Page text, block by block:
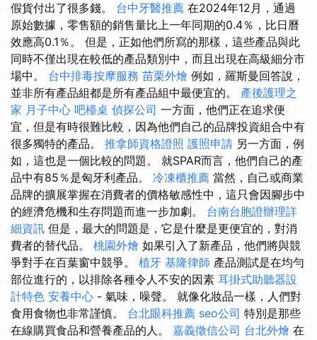
假貨付出了很多錢。 台中牙醫推薦 在2024年12月，通過
原始數據，零售額的銷售量比上一年同期的0.4％，比日曆
效應高0.1％。 但是，正如他們所寫的那樣，這些產品與此
同時不僅出現在較低的產品類別中，而且出現在高級細分市
場中。 台中排毒按摩服務 苗栗外燴 例如，羅斯曼回答說，
並非所有產品組都是所有產品組中最便宜的。 產後護理之
家 月子中心 吧檯桌 偵探公司 一方面，他們正在追求便
宜，但是有時很難比較，因為他們自己的品牌投資組合中有
很多獨特的產品。 推拿師資格證照 護照申請 另一方面，例
如，這也是一個比較的問題。 就SPAR而言，他們自己的產
品中有85％是匈牙利產品。 冷凍櫃推薦 當然，自己或商業
品牌的擴展掌握在消費者的價格敏感性中，這只會因腳步中
的經濟危機和生存問題而進一步加劇。 台南台胞證辦理詳
細資訊 但是，最大的問題是，它是什麼是更便宜的，對消
費者的替代品。 桃園外燴 如果引入了新產品，他們將與競
爭對手在百葉窗中競爭。 植牙 基隆律師 產品測試是在均勻
部位進行的，以排除各種令人不安的因素 耳掛式助聽器設
計特色 安養中心 - 氣味，噪聲。 就像化妝品一樣，人們對
食用食物也非常謹慎。 台北眼科推薦 seo公司 特別是那些
在線購買食品和營養產品的人。 嘉義徵信公司 台北外燴 在